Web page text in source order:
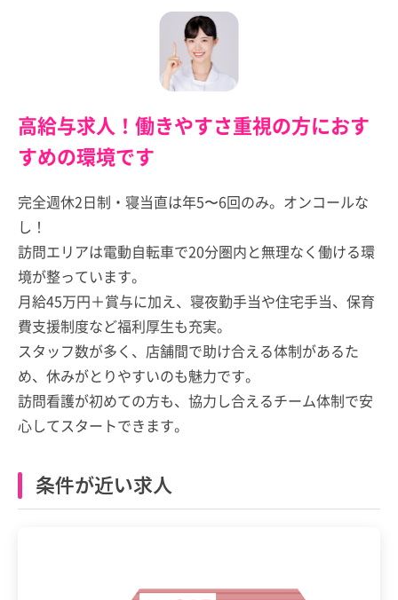
高給与求人！働きやすさ重視の方におす
すめの環境です
完全週休2日制・寝当直は年5〜6回のみ。オンコールな
し！
訪問エリアは電動自転車で20分圏内と無理なく働ける環
境が整っています。
月給45万円＋賞与に加え、寝夜勤手当や住宅手当、保育
費支援制度など福利厚生も充実。
スタッフ数が多く、店舗間で助け合える体制があるた
め、休みがとりやすいのも魅力です。
訪問看護が初めての方も、協力し合えるチーム体制で安
心してスタートできます。
条件が近い求人